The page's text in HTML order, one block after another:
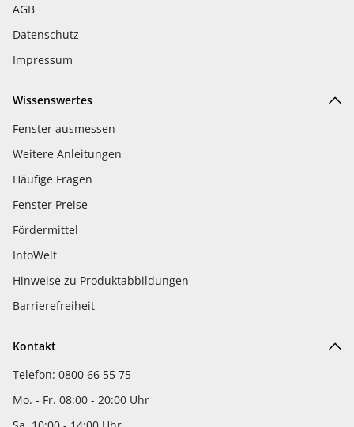
AGB
Datenschutz
Impressum
Wissenswertes
Fenster ausmessen
Weitere Anleitungen
Häufige Fragen
Fenster Preise
Fördermittel
InfoWelt
Hinweise zu Produktabbildungen
Barrierefreiheit
Kontakt
Telefon: 0800 66 55 75
Mo. - Fr. 08:00 - 20:00 Uhr